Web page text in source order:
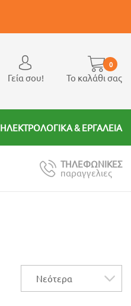
Γεία σου!
0
Το καλάθι σας
ΗΛΕΚΤΡΟΛΟΓΙΚΑ & ΕΡΓΑΛΕΙΑ
ΤΗΛΕΦΩΝΙΚΕΣ
παραγγελιες